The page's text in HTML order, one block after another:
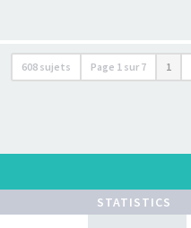
608 sujets Page 1 sur 7 1
STATISTICS